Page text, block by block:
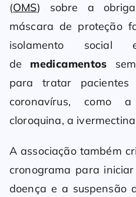
(OMS) sobre a
máscara de proteção
isolamento
de medicamentos
para tratar pacientes
coronavírus, como
cloroquina, a
A associação também
cronograma para
doença e a suspensão